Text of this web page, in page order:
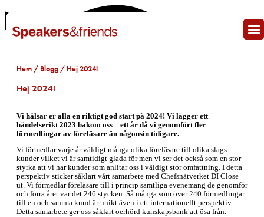
Hem/ Blogg/ Hej 2024!
Hej 2024!
Vi hälsar er alla en riktigt god start på 2024! Vi lägger ett
händelserikt 2023 bakom oss – ett år då vi genomfört fler
förmedlingar av föreläsare än någonsin tidigare.
Vi förmedlar varje år väldigt många olika föreläsare till olika slags
kunder vilket vi är samtidigt glada för men vi ser det också som en stor
styrka att vi har kunder som anlitar oss i väldigt stor omfattning. I detta
perspektiv sticker såklart vårt samarbete med Chefsnätverket DI Close
ut. Vi förmedlar föreläsare till i princip samtliga evenemang de genomför
och förra året var det 246 stycken. Så många som över 240 förmedlingar
till en och samma kund är unikt även i ett internationellt perspektiv.
Detta samarbete ger oss såklart oerhörd kunskapsbank att ösa från.